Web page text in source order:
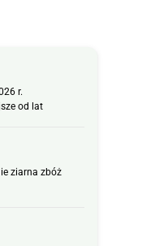
r.
od lat
ziarna zbóż